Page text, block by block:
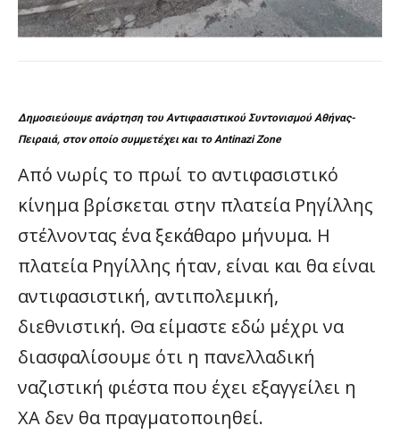
Δημοσιεύουμε ανάρτηση του Αντιφασιστικού Συντονισμού Αθήνας-
Πειραιά, στον οποίο συμμετέχει και το Antinazi Zone
Από νωρίς το πρωί το αντιφασιστικό
κίνημα βρίσκεται στην πλατεία Ρηγίλλης
στέλνοντας ένα ξεκάθαρο μήνυμα. Η
πλατεία Ρηγίλλης ήταν, είναι και θα είναι
αντιφασιστική, αντιπολεμική,
διεθνιστική. Θα είμαστε εδώ μέχρι να
διασφαλίσουμε ότι η πανελλαδική
ναζιστική φιέστα που έχει εξαγγείλει η
ΧΑ δεν θα πραγματοποιηθεί.